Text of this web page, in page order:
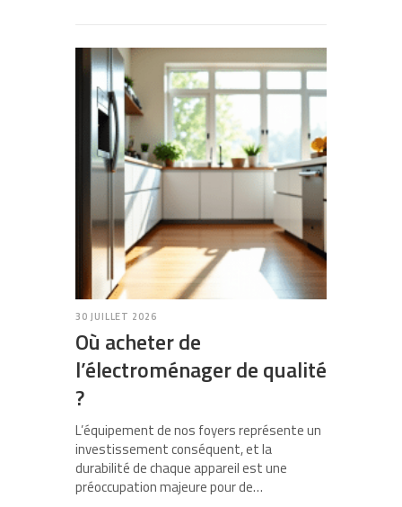
30 JUILLET 2026
Où acheter de
l’électroménager de qualité
?
L’équipement de nos foyers représente un
investissement conséquent, et la
durabilité de chaque appareil est une
préoccupation majeure pour de…